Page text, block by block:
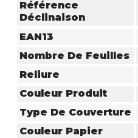
Référence
Déclinaison
EAN13
Nombre De Feuilles
Reliure
Couleur Produit
Type De Couverture
Couleur Papier